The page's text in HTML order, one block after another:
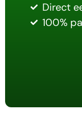
Direct
100%